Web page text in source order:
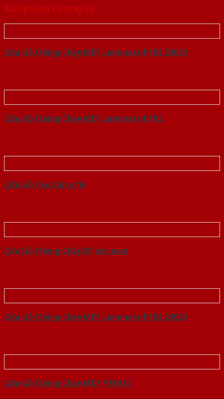
Sản phẩm tương tự
Cửa Gỗ Chống Cháy MDF Laminate P1R2 23029
Cửa Gỗ Chống Cháy MDF Laminate P1R2
Cửa Gỗ Cao Cấp o fix
Cửa Gỗ Chống Cháy 2P son xam
Cửa Gỗ Chống Cháy MDF Laminate P1R2 23029
Cửa Gỗ Chống Cháy MDF P1R4 C1